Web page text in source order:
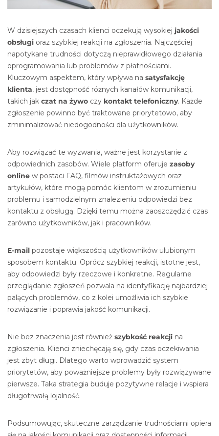
W dzisiejszych czasach klienci oczekują wysokiej jakości
obsługi oraz szybkiej reakcji na zgłoszenia. Najczęściej
napotykane trudności dotyczą nieprawidłowego działania
oprogramowania lub problemów z płatnościami.
Kluczowym aspektem, który wpływa na satysfakcję
klienta, jest dostępność różnych kanałów komunikacji,
takich jak czat na żywo czy kontakt telefoniczny. Każde
zgłoszenie powinno być traktowane priorytetowo, aby
zminimalizować niedogodności dla użytkowników.
Aby rozwiązać te wyzwania, ważne jest korzystanie z
odpowiednich zasobów. Wiele platform oferuje zasoby
online w postaci FAQ, filmów instruktażowych oraz
artykułów, które mogą pomóc klientom w zrozumieniu
problemu i samodzielnym znalezieniu odpowiedzi bez
kontaktu z obsługą. Dzięki temu można zaoszczędzić czas
zarówno użytkowników, jak i pracowników.
E-mail pozostaje większością użytkowników ulubionym
sposobem kontaktu. Oprócz szybkiej reakcji, istotne jest,
aby odpowiedzi były rzeczowe i konkretne. Regularne
przeglądanie zgłoszeń pozwala na identyfikację najbardziej
palących problemów, co z kolei umożliwia ich szybkie
rozwiązanie i poprawia jakość komunikacji.
Nie bez znaczenia jest również szybkość reakcji na
zgłoszenia. Klienci zniechęcają się, gdy czas oczekiwania
jest zbyt długi. Dlatego warto wprowadzić system
priorytetów, aby poważniejsze problemy były rozwiązywane
pierwsze. Taka strategia buduje pozytywne relacje i wspiera
długotrwałą lojalność.
Podsumowując, skuteczne zarządzanie trudnościami opiera